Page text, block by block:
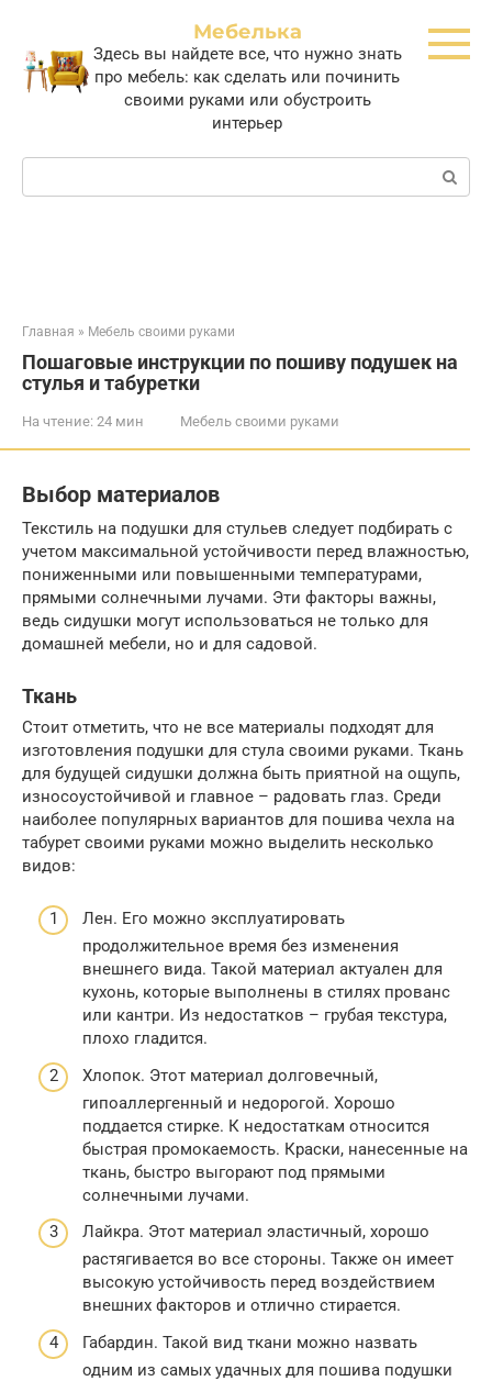
контенту
Мебелька
Здесь вы найдете все, что нужно знать
про мебель: как сделать или починить
своими руками или обустроить
интерьер
Поиск:
Главная » Мебель своими руками
Пошаговые инструкции по пошиву подушек на
стулья и табуретки
На чтение: 24 мин Мебель своими руками
Выбор материалов
Текстиль на подушки для стульев следует подбирать с
учетом максимальной устойчивости перед влажностью,
пониженными или повышенными температурами,
прямыми солнечными лучами. Эти факторы важны,
ведь сидушки могут использоваться не только для
домашней мебели, но и для садовой.
Ткань
Стоит отметить, что не все материалы подходят для
изготовления подушки для стула своими руками. Ткань
для будущей сидушки должна быть приятной на ощупь,
износоустойчивой и главное – радовать глаз. Среди
наиболее популярных вариантов для пошива чехла на
табурет своими руками можно выделить несколько
видов:
Лен. Его можно эксплуатировать
продолжительное время без изменения
внешнего вида. Такой материал актуален для
кухонь, которые выполнены в стилях прованс
или кантри. Из недостатков – грубая текстура,
плохо гладится.
Хлопок. Этот материал долговечный,
гипоаллергенный и недорогой. Хорошо
поддается стирке. К недостаткам относится
быстрая промокаемость. Краски, нанесенные на
ткань, быстро выгорают под прямыми
солнечными лучами.
Лайкра. Этот материал эластичный, хорошо
растягивается во все стороны. Также он имеет
высокую устойчивость перед воздействием
внешних факторов и отлично стирается.
Габардин. Такой вид ткани можно назвать
одним из самых удачных для пошива подушки